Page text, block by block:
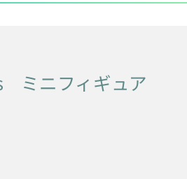
ミニフィギュア